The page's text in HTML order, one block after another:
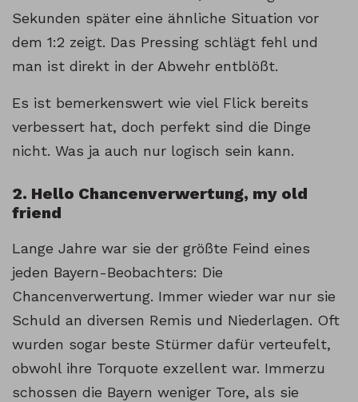
Sekunden später eine ähnliche Situation vor
dem 1:2 zeigt. Das Pressing schlägt fehl und
man ist direkt in der Abwehr entblößt.
Es ist bemerkenswert wie viel Flick bereits
verbessert hat, doch perfekt sind die Dinge
nicht. Was ja auch nur logisch sein kann.
2. Hello Chancenverwertung, my old
friend
Lange Jahre war sie der größte Feind eines
jeden Bayern-Beobachters: Die
Chancenverwertung. Immer wieder war nur sie
Schuld an diversen Remis und Niederlagen. Oft
wurden sogar beste Stürmer dafür verteufelt,
obwohl ihre Torquote exzellent war. Immerzu
schossen die Bayern weniger Tore, als sie